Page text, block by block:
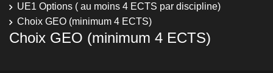
UE1 Options ( au moins 4 ECTS par discipline)
Choix GEO (minimum 4 ECTS)
Choix GEO (minimum 4 ECTS)